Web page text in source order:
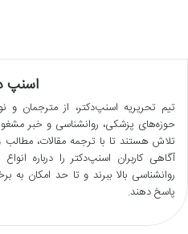
اسنپ
تیم تحریریه اسنپ‌دکتر، از مترجمان
حوزه‌های پزشکی، روانشناسی و خبر
تلاش هستند تا با ترجمه مقالات، مطالب و
آگاهی کاربران اسنپ‌دکتر را درباره
روانشناسی بالا ببرند و تا حد امکان
پاسخ دهند.